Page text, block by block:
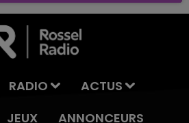
RADIO
ACTUS
JEUX ANNONCEURS